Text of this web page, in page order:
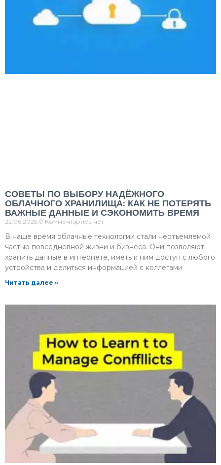
СОВЕТЫ ПО ВЫБОРУ НАДЁЖНОГО
ОБЛАЧНОГО ХРАНИЛИЩА: КАК НЕ ПОТЕРЯТЬ
ВАЖНЫЕ ДАННЫЕ И СЭКОНОМИТЬ ВРЕМЯ
22.06.2025 Комментариев нет
В наше время облачные технологии стали неотъемлемой
частью повседневной жизни и бизнеса. Они позволяют
хранить данные в интернете, иметь к ним доступ с любого
устройства и делиться информацией с коллегами
Читать далее »